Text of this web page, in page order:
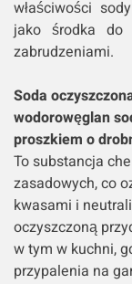
właściwości
jako środka
zabrudzeniami.
Soda
wodorowęglan
proszkiem o
To substancja
zasadowych, co
kwasami i
oczyszczoną
w tym w kuchni,
przypalenia na